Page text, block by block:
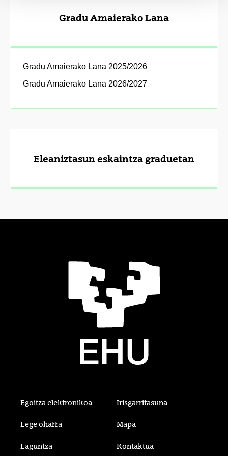
Gradu Amaierako Lana
Gradu Amaierako Lana 2025/2026
Gradu Amaierako Lana 2026/2027
Eleaniztasun eskaintza graduetan
Egoitza elektronikoa Irisgarritasuna
Lege oharra Mapa
Laguntza Kontaktua